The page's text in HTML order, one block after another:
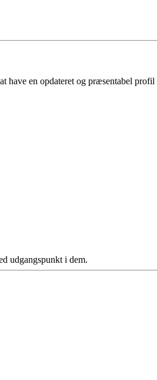
have en opdateret og præsentabel profil
udgangspunkt i dem.